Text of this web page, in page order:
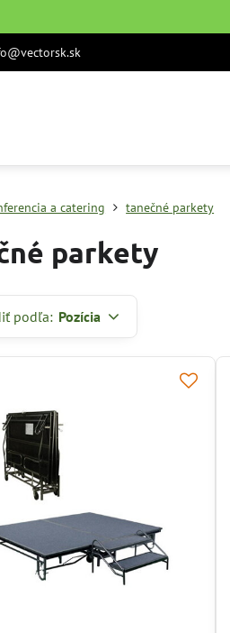
a catering tanečné parkety
parkety
podľa: Pozícia